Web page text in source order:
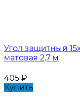
Угол защитный
матовая 2,7 м
405 ₽
Купить